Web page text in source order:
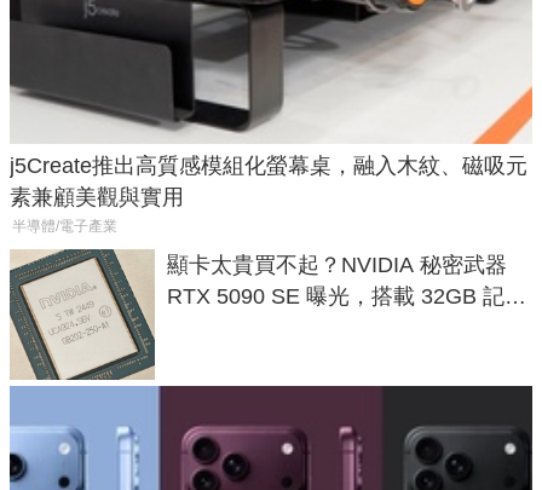
j5Create推出高質感模組化螢幕桌，融入木紋、磁吸元
素兼顧美觀與實用
半導體/電子產業
顯卡太貴買不起？NVIDIA 秘密武器
RTX 5090 SE 曝光，搭載 32GB 記憶